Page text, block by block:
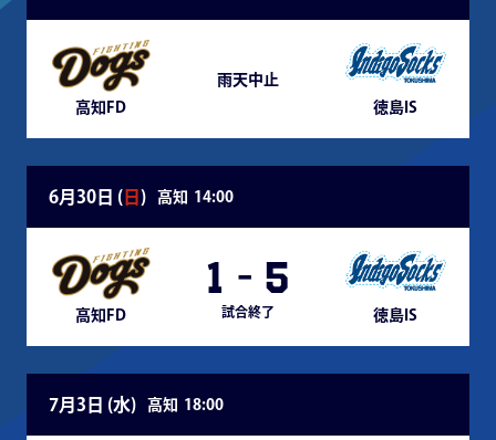
高知FD
雨天中止
徳島IS
6月30日 ( 日 ) 高知 14:00
高知FD
1 - 5
試合終了 徳島IS
7月3日 (水) 高知 18:00